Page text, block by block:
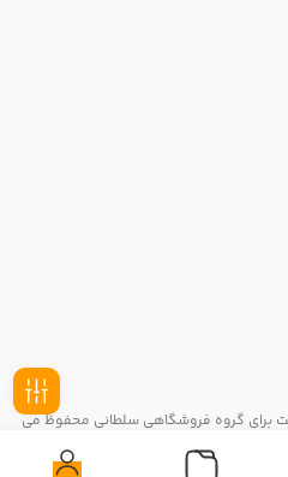
برای گروه فروشگاهی سلطانی محفوظ می